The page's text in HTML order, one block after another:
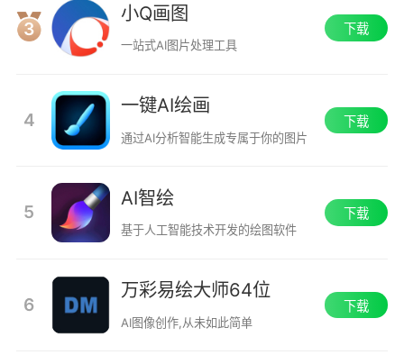
3
小Q画图
一站式AI图片处理工具
下载
4
一键AI绘画
通过AI分析智能生成专属于你的图片
下载
5
AI智绘
基于人工智能技术开发的绘图软件
下载
6
万彩易绘大师64位
AI图像创作,从未如此简单
下载